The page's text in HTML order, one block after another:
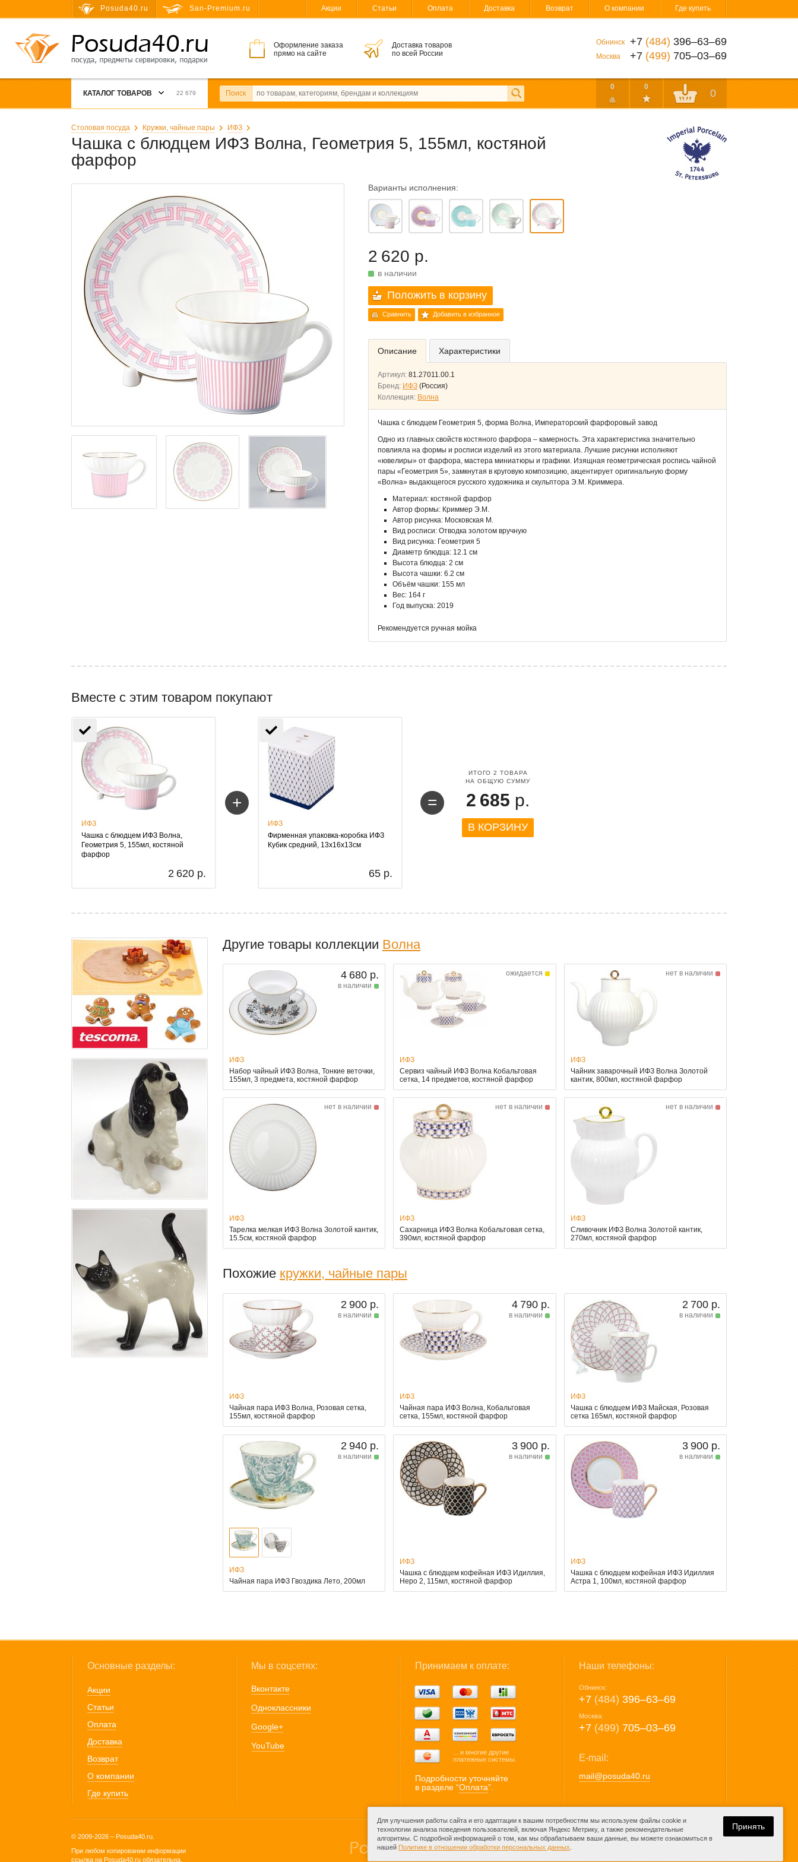
Posuda40.ru San-Premium.ru Акции Статьи Оплата Доставка Возврат О компании Где купить
Оформление заказа
прямо на сайте
Доставка товаров
по всей России
Обнинск +7 (484) 396‒63‒69
Москва +7 (499) 705‒03‒69
КАТАЛОГ ТОВАРОВ 22 679 Поиск
0 0
0
Столовая посуда Кружки, чайные пары ИФЗ
Чашка с блюдцем ИФЗ Волна, Геометрия 5, 155мл, костяной
фарфор
Варианты исполнения:
2 620 р.
в наличии
Положить в корзину
Сравнить Добавить в избранное
Описание Характеристики
Артикул: 81.27011.00.1
Бренд: ИФЗ (Россия)
Коллекция: Волна
Чашка с блюдцем Геометрия 5, форма Волна, Императорский фарфоровый завод
Одно из главных свойств костяного фарфора – камерность. Эта характеристика значительно
повлияла на формы и росписи изделий из этого материала. Лучшие рисунки исполняют
«ювелиры» от фарфора, мастера миниатюры и графики. Изящная геометрическая роспись чайной
пары «Геометрия 5», замкнутая в круговую композицию, акцентирует оригинальную форму
«Волна» выдающегося русского художника и скульптора Э.М. Криммера.
Материал: костяной фарфор
Автор формы: Криммер Э.М.
Автор рисунка: Московская М.
Вид росписи: Отводка золотом вручную
Вид рисунка: Геометрия 5
Диаметр блюдца: 12.1 см
Высота блюдца: 2 см
Высота чашки: 6.2 см
Объём чашки: 155 мл
Вес: 164 г
Год выпуска: 2019
Рекомендуется ручная мойка
Вместе с этим товаром покупают
ИФЗ
Чашка с блюдцем ИФЗ Волна,
Геометрия 5, 155мл, костяной
фарфор
2 620 р.
+
ИФЗ
Фирменная упаковка-коробка ИФЗ
Кубик средний, 13х16х13см
65 р.
=
ИТОГО 2 ТОВАРА
НА ОБЩУЮ СУММУ
2 685 р.
В КОРЗИНУ
Другие товары коллекции Волна
4 680 р.
в наличии
ИФЗ
Набор чайный ИФЗ Волна, Тонкие веточки,
155мл, 3 предмета, костяной фарфор
ожидается
ИФЗ
Сервиз чайный ИФЗ Волна Кобальтовая
сетка, 14 предметов, костяной фарфор
нет в наличии
ИФЗ
Чайник заварочный ИФЗ Волна Золотой
кантик, 800мл, костяной фарфор
нет в наличии
ИФЗ
Тарелка мелкая ИФЗ Волна Золотой кантик,
15.5см, костяной фарфор
нет в наличии
ИФЗ
Сахарница ИФЗ Волна Кобальтовая сетка,
390мл, костяной фарфор
нет в наличии
ИФЗ
Сливочник ИФЗ Волна Золотой кантик,
270мл, костяной фарфор
Похожие кружки, чайные пары
2 900 р.
в наличии
ИФЗ
Чайная пара ИФЗ Волна, Розовая сетка,
155мл, костяной фарфор
4 790 р.
в наличии
ИФЗ
Чайная пара ИФЗ Волна, Кобальтовая
сетка, 155мл, костяной фарфор
2 700 р.
в наличии
ИФЗ
Чашка с блюдцем ИФЗ Майская, Розовая
сетка 165мл, костяной фарфор
2 940 р.
в наличии
ИФЗ
Чайная пара ИФЗ Гвоздика Лето, 200мл
3 900 р.
в наличии
ИФЗ
Чашка с блюдцем кофейная ИФЗ Идиллия,
Неро 2, 115мл, костяной фарфор
3 900 р.
в наличии
ИФЗ
Чашка с блюдцем кофейная ИФЗ Идиллия
Астра 1, 100мл, костяной фарфор
Основные разделы:
Акции
Статьи
Оплата
Доставка
Возврат
О компании
Где купить
Мы в соцсетях:
Вконтакте
Одноклассники
Google+
YouTube
Принимаем к оплате:
... и многие другие
платежные системы.
Подробности уточняйте
в разделе “Оплата”.
Наши телефоны:
Обнинск:
+7 (484) 396‒63‒69
Москва:
+7 (499) 705‒03‒69
E-mail:
mail@posuda40.ru
© 2009-2026 – Posuda40.ru.
При любом копировании информации
ссылка на Posuda40.ru обязательна.
Разработка сайта:
Для улучшения работы сайта и его адаптации к вашим потребностям мы используем файлы cookie и
технологии анализа поведения пользователей, включая Яндекс Метрику, а также рекомендательные
алгоритмы. С подробной информацией о том, как мы обрабатываем ваши данные, вы можете ознакомиться в
нашей Политике в отношении обработки персональных данных
Принять